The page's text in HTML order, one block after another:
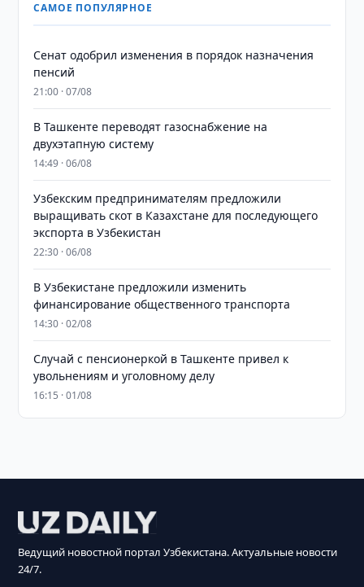
САМОЕ ПОПУЛЯРНОЕ
Сенат одобрил изменения в порядок назначения
пенсий
21:00 · 07/08
В Ташкенте переводят газоснабжение на
двухэтапную систему
14:49 · 06/08
Узбекским предпринимателям предложили
выращивать скот в Казахстане для последующего
экспорта в Узбекистан
22:30 · 06/08
В Узбекистане предложили изменить
финансирование общественного транспорта
14:30 · 02/08
Случай с пенсионеркой в Ташкенте привел к
увольнениям и уголовному делу
16:15 · 01/08
Ведущий новостной портал Узбекистана. Актуальные новости
24/7.